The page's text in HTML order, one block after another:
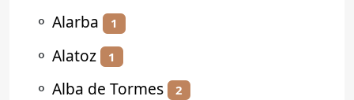
⚬ Alarba 1
⚬ Alatoz 1
⚬ Alba de Tormes 2